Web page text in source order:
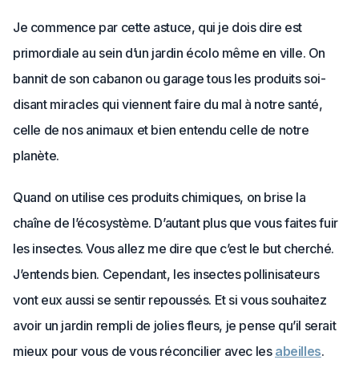
Je commence par cette astuce, qui je dois dire est
primordiale au sein d’un jardin écolo même en ville. On
bannit de son cabanon ou garage tous les produits soi-
disant miracles qui viennent faire du mal à notre santé,
celle de nos animaux et bien entendu celle de notre
planète.
Quand on utilise ces produits chimiques, on brise la
chaîne de l’écosystème. D’autant plus que vous faites fuir
les insectes. Vous allez me dire que c’est le but cherché.
J’entends bien. Cependant, les insectes pollinisateurs
vont eux aussi se sentir repoussés. Et si vous souhaitez
avoir un jardin rempli de jolies fleurs, je pense qu’il serait
mieux pour vous de vous réconcilier avec les abeilles.